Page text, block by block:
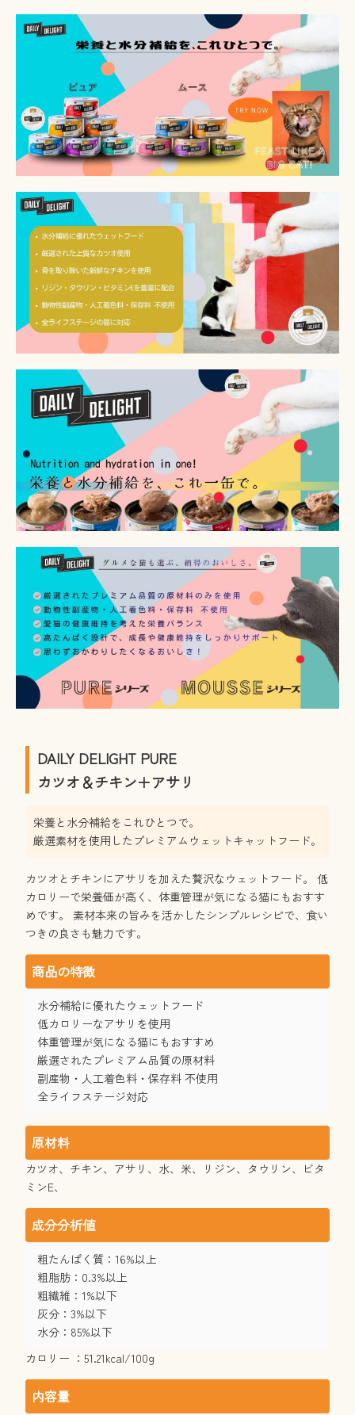
DAILY DELIGHT PURE
カツオ＆チキン＋アサリ
栄養と水分補給をこれひとつで。
厳選素材を使用したプレミアムウェットキャットフード。
カツオとチキンにアサリを加えた贅沢なウェットフード。 低
カロリーで栄養価が高く、体重管理が気になる猫にもおすす
めです。 素材本来の旨みを活かしたシンプルレシピで、食い
つきの良さも魅力です。
商品の特徴
水分補給に優れたウェットフード
低カロリーなアサリを使用
体重管理が気になる猫にもおすすめ
厳選されたプレミアム品質の原材料
副産物・人工着色料・保存料 不使用
全ライフステージ対応
原材料
カツオ、チキン、アサリ、水、米、リジン、タウリン、ビタ
ミンE、
成分分析値
粗たんぱく質：16%以上
粗脂肪：0.3%以上
粗繊維：1%以下
灰分：3%以下
水分：85%以下
カロリー ：51.21kcal/100g
内容量